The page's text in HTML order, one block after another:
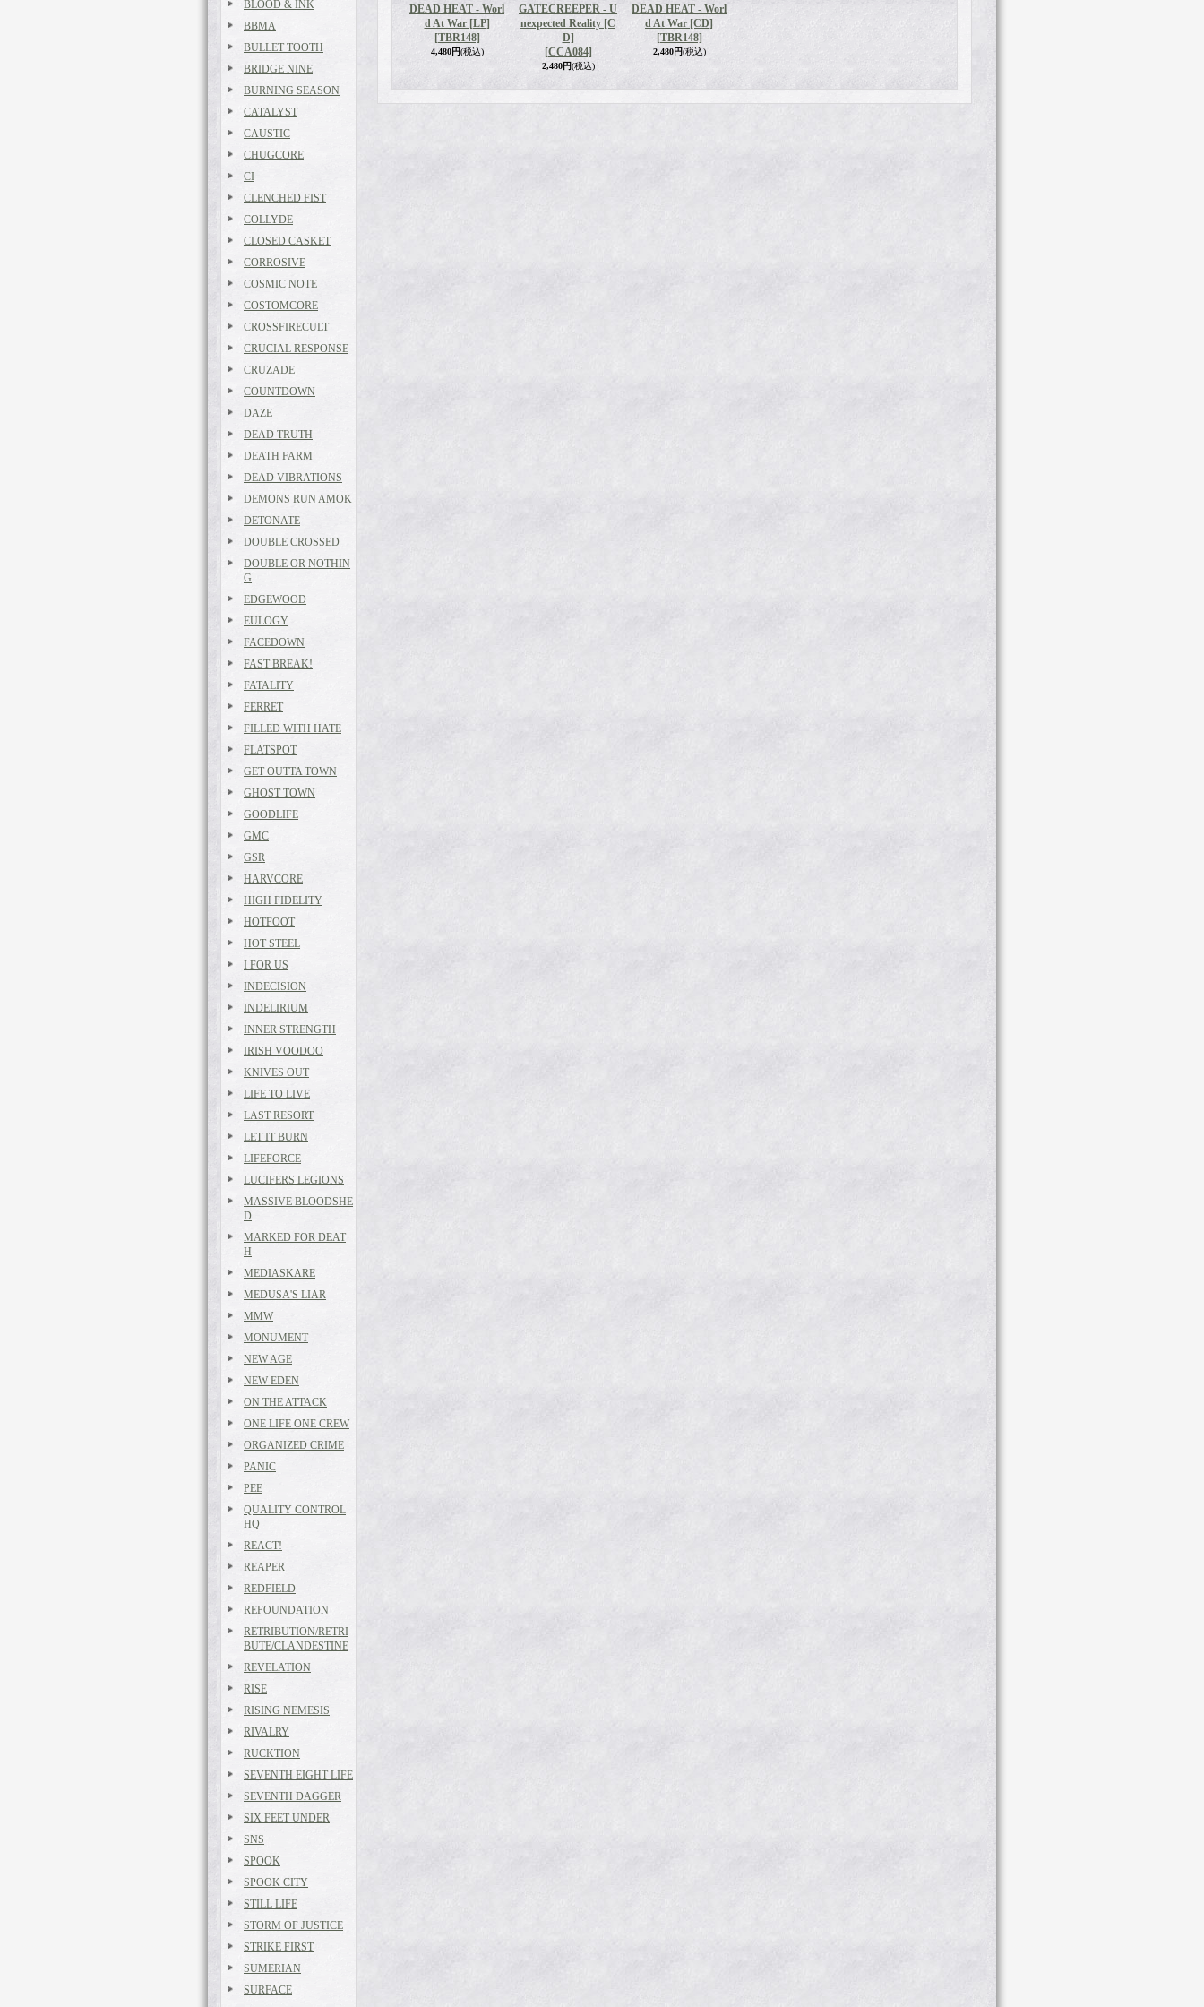
BLOOD & INK
BBMA
BULLET TOOTH
BRIDGE NINE
BURNING SEASON
CATALYST
CAUSTIC
CHUGCORE
CI
CLENCHED FIST
COLLYDE
CLOSED CASKET
CORROSIVE
COSMIC NOTE
COSTOMCORE
CROSSFIRECULT
CRUCIAL RESPONSE
CRUZADE
COUNTDOWN
DAZE
DEAD TRUTH
DEATH FARM
DEAD VIBRATIONS
DEMONS RUN AMOK
DETONATE
DOUBLE CROSSED
DOUBLE OR NOTHIN
G
EDGEWOOD
EULOGY
FACEDOWN
FAST BREAK!
FATALITY
FERRET
FILLED WITH HATE
FLATSPOT
GET OUTTA TOWN
GHOST TOWN
GOODLIFE
GMC
GSR
HARVCORE
HIGH FIDELITY
HOTFOOT
HOT STEEL
I FOR US
INDECISION
INDELIRIUM
INNER STRENGTH
IRISH VOODOO
KNIVES OUT
LIFE TO LIVE
LAST RESORT
LET IT BURN
LIFEFORCE
LUCIFERS LEGIONS
MASSIVE BLOODSHE
D
MARKED FOR DEAT
H
MEDIASKARE
MEDUSA'S LIAR
MMW
MONUMENT
NEW AGE
NEW EDEN
ON THE ATTACK
ONE LIFE ONE CREW
ORGANIZED CRIME
PANIC
PEE
QUALITY CONTROL
HQ
REACT!
REAPER
REDFIELD
REFOUNDATION
RETRIBUTION/RETRI
BUTE/CLANDESTINE
REVELATION
RISE
RISING NEMESIS
RIVALRY
RUCKTION
SEVENTH EIGHT LIFE
SEVENTH DAGGER
SIX FEET UNDER
SNS
SPOOK
SPOOK CITY
STILL LIFE
STORM OF JUSTICE
STRIKE FIRST
SUMERIAN
SURFACE
DEAD HEAT - Worl
d At War [LP]
[TBR148]
4,480円(税込)
GATECREEPER - U
nexpected Reality [C
D]
[CCA084]
2,480円(税込)
DEAD HEAT - Worl
d At War [CD]
[TBR148]
2,480円(税込)